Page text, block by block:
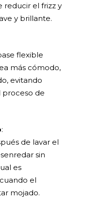
reducir el frizz y
y brillante.
flexible
más cómodo,
evitando
proceso de
:
de lavar el
sin
es
el
mojado.